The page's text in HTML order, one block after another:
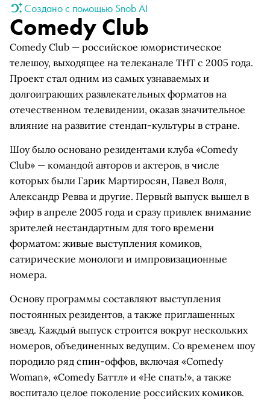
Создано с помощью Snob AI
Comedy Club
Comedy Club — российское юмористическое
телешоу, выходящее на телеканале ТНТ с 2005 года.
Проект стал одним из самых узнаваемых и
долгоиграющих развлекательных форматов на
отечественном телевидении, оказав значительное
влияние на развитие стендап-культуры в стране.
Шоу было основано резидентами клуба «Comedy
Club» — командой авторов и актеров, в числе
которых были Гарик Мартиросян, Павел Воля,
Александр Ревва и другие. Первый выпуск вышел в
эфир в апреле 2005 года и сразу привлек внимание
зрителей нестандартным для того времени
форматом: живые выступления комиков,
сатирические монологи и импровизационные
номера.
Основу программы составляют выступления
постоянных резидентов, а также приглашенных
звезд. Каждый выпуск строится вокруг нескольких
номеров, объединенных ведущим. Со временем шоу
породило ряд спин-оффов, включая «Comedy
Woman», «Comedy Баттл» и «Не спать!», а также
воспитало целое поколение российских комиков.